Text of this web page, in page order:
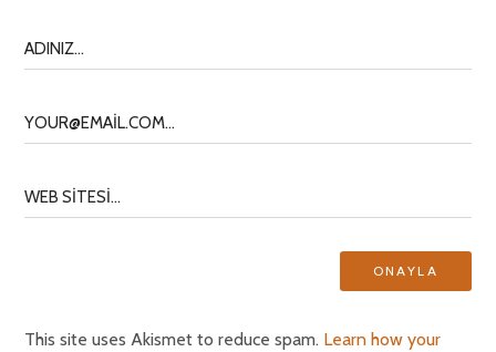
This site uses Akismet to reduce spam. Learn how your